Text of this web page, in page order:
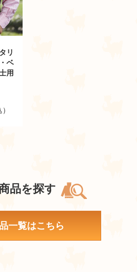
リ
ベ
用
品を探す
一覧はこちら